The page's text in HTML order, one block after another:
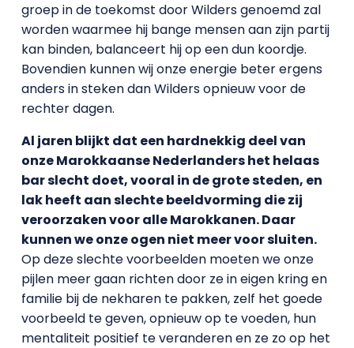
groep in de toekomst door Wilders genoemd zal
worden waarmee hij bange mensen aan zijn partij
kan binden, balanceert hij op een dun koordje.
Bovendien kunnen wij onze energie beter ergens
anders in steken dan Wilders opnieuw voor de
rechter dagen.
Al jaren blijkt dat een hardnekkig deel van
onze Marokkaanse Nederlanders het helaas
bar slecht doet, vooral in de grote steden, en
lak heeft aan slechte beeldvorming die zij
veroorzaken voor alle Marokkanen. Daar
kunnen we onze ogen niet meer voor sluiten.
Op deze slechte voorbeelden moeten we onze
pijlen meer gaan richten door ze in eigen kring en
familie bij de nekharen te pakken, zelf het goede
voorbeeld te geven, opnieuw op te voeden, hun
mentaliteit positief te veranderen en ze zo op het